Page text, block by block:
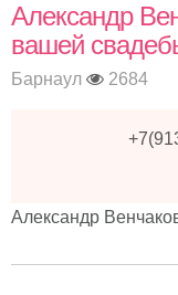
Александр
вашей
Барнаул 2684
Александр